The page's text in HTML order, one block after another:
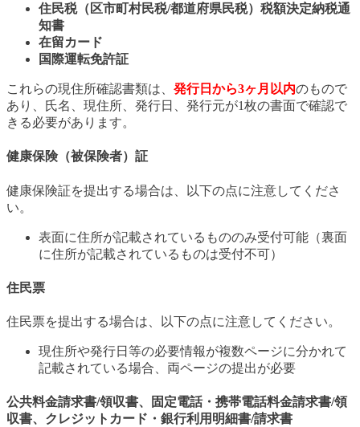
住民税（区市町村民税/都道府県民税）税額決定納税通
知書
在留カード
国際運転免許証
これらの現住所確認書類は、 発行日から3ヶ月以内のもので
あり、氏名、現住所、発行日、発行元が1枚の書面で確認で
きる必要があります。
健康保険（被保険者）証
健康保険証を提出する場合は、以下の点に注意してくださ
い。
表面に住所が記載されているもののみ受付可能（裏面
に住所が記載されているものは受付不可）
住民票
住民票を提出する場合は、以下の点に注意してください。
現住所や発行日等の必要情報が複数ページに分かれて
記載されている場合、両ページの提出が必要
公共料金請求書/領収書、固定電話・携帯電話料金請求書/領
収書、クレジットカード・銀行利用明細書/請求書